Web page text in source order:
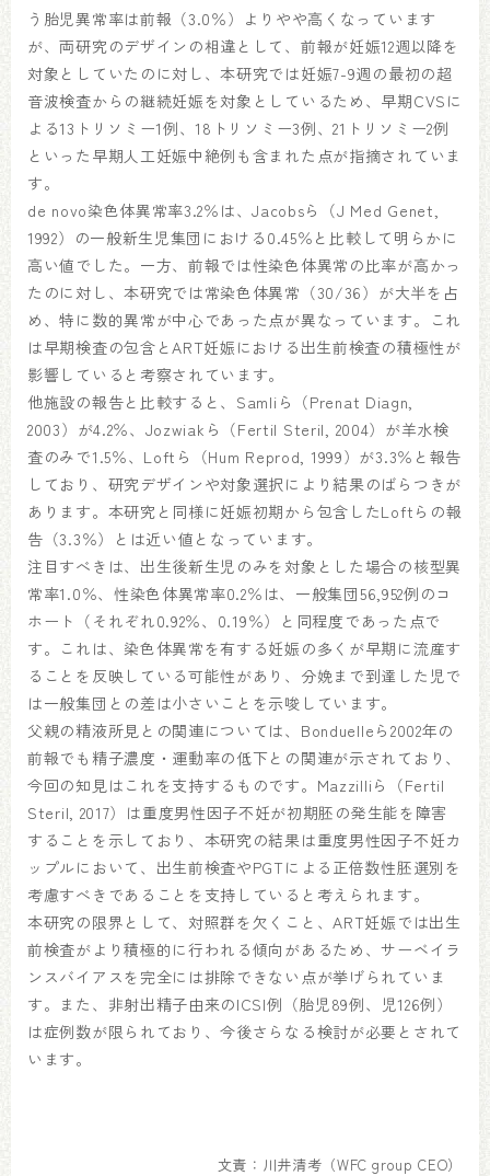
う胎児異常率は前報（3.0％）よりやや高くなっています
が、両研究のデザインの相違として、前報が妊娠12週以降を
対象としていたのに対し、本研究では妊娠7-9週の最初の超
音波検査からの継続妊娠を対象としているため、早期CVSに
よる13トリソミー1例、18トリソミー3例、21トリソミー2例
といった早期人工妊娠中絶例も含まれた点が指摘されていま
す。
de novo染色体異常率3.2％は、Jacobsら（J Med Genet,
1992）の一般新生児集団における0.45％と比較して明らかに
高い値でした。一方、前報では性染色体異常の比率が高かっ
たのに対し、本研究では常染色体異常（30/36）が大半を占
め、特に数的異常が中心であった点が異なっています。これ
は早期検査の包含とART妊娠における出生前検査の積極性が
影響していると考察されています。
他施設の報告と比較すると、Samliら（Prenat Diagn,
2003）が4.2％、Jozwiakら（Fertil Steril, 2004）が羊水検
査のみで1.5％、Loftら（Hum Reprod, 1999）が3.3％と報告
しており、研究デザインや対象選択により結果のばらつきが
あります。本研究と同様に妊娠初期から包含したLoftらの報
告（3.3％）とは近い値となっています。
注目すべきは、出生後新生児のみを対象とした場合の核型異
常率1.0％、性染色体異常率0.2％は、一般集団56,952例のコ
ホート（それぞれ0.92％、0.19％）と同程度であった点で
す。これは、染色体異常を有する妊娠の多くが早期に流産す
ることを反映している可能性があり、分娩まで到達した児で
は一般集団との差は小さいことを示唆しています。
父親の精液所見との関連については、Bonduelleら2002年の
前報でも精子濃度・運動率の低下との関連が示されており、
今回の知見はこれを支持するものです。Mazzilliら（Fertil
Steril, 2017）は重度男性因子不妊が初期胚の発生能を障害
することを示しており、本研究の結果は重度男性因子不妊カ
ップルにおいて、出生前検査やPGTによる正倍数性胚選別を
考慮すべきであることを支持していると考えられます。
本研究の限界として、対照群を欠くこと、ART妊娠では出生
前検査がより積極的に行われる傾向があるため、サーベイラ
ンスバイアスを完全には排除できない点が挙げられていま
す。また、非射出精子由来のICSI例（胎児89例、児126例）
は症例数が限られており、今後さらなる検討が必要とされて
います。
文責：川井清考（WFC group CEO）